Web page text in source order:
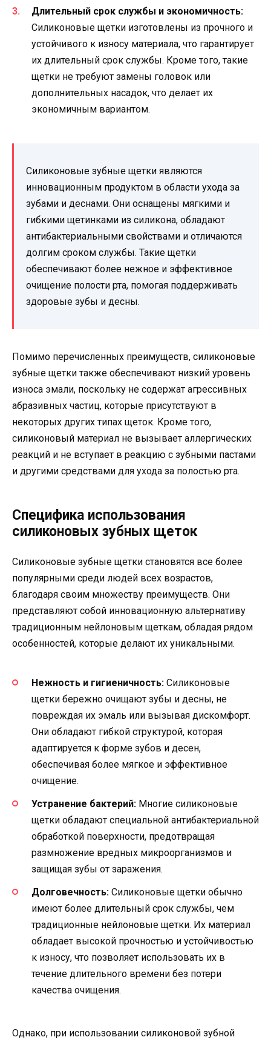
Длительный срок службы и экономичность:
Силиконовые щетки изготовлены из прочного и
устойчивого к износу материала, что гарантирует
их длительный срок службы. Кроме того, такие
щетки не требуют замены головок или
дополнительных насадок, что делает их
экономичным вариантом.
Силиконовые зубные щетки являются
инновационным продуктом в области ухода за
зубами и деснами. Они оснащены мягкими и
гибкими щетинками из силикона, обладают
антибактериальными свойствами и отличаются
долгим сроком службы. Такие щетки
обеспечивают более нежное и эффективное
очищение полости рта, помогая поддерживать
здоровые зубы и десны.
Помимо перечисленных преимуществ, силиконовые
зубные щетки также обеспечивают низкий уровень
износа эмали, поскольку не содержат агрессивных
абразивных частиц, которые присутствуют в
некоторых других типах щеток. Кроме того,
силиконовый материал не вызывает аллергических
реакций и не вступает в реакцию с зубными пастами
и другими средствами для ухода за полостью рта.
Специфика использования
силиконовых зубных щеток
Силиконовые зубные щетки становятся все более
популярными среди людей всех возрастов,
благодаря своим множеству преимуществ. Они
представляют собой инновационную альтернативу
традиционным нейлоновым щеткам, обладая рядом
особенностей, которые делают их уникальными.
Нежность и гигиеничность: Силиконовые
щетки бережно очищают зубы и десны, не
повреждая их эмаль или вызывая дискомфорт.
Они обладают гибкой структурой, которая
адаптируется к форме зубов и десен,
обеспечивая более мягкое и эффективное
очищение.
Устранение бактерий: Многие силиконовые
щетки обладают специальной антибактериальной
обработкой поверхности, предотвращая
размножение вредных микроорганизмов и
защищая зубы от заражения.
Долговечность: Силиконовые щетки обычно
имеют более длительный срок службы, чем
традиционные нейлоновые щетки. Их материал
обладает высокой прочностью и устойчивостью
к износу, что позволяет использовать их в
течение длительного времени без потери
качества очищения.
Однако, при использовании силиконовой зубной